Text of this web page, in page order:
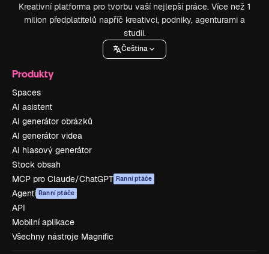
Kreativní platforma pro tvorbu vaší nejlepší práce. Více než 1
milion předplatitelů napříč kreativci, podniky, agenturami a
studii.
Čeština
Produkty
Spaces
AI asistent
AI generátor obrázků
AI generátor videa
AI hlasový generátor
Stock obsah
MCP pro Claude/ChatGPT Ranní ptáče
Agenti Ranní ptáče
API
Mobilní aplikace
Všechny nástroje Magnific